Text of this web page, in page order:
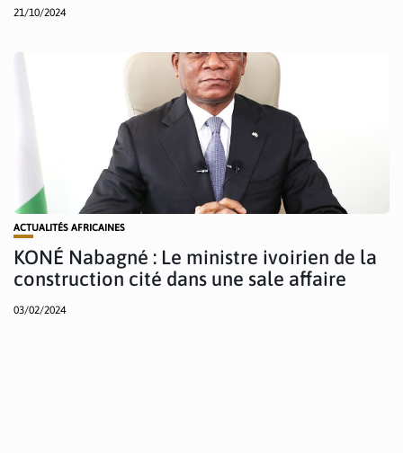
21/10/2024
ACTUALITÉS AFRICAINES
KONÉ Nabagné : Le ministre ivoirien de la
construction cité dans une sale affaire
03/02/2024